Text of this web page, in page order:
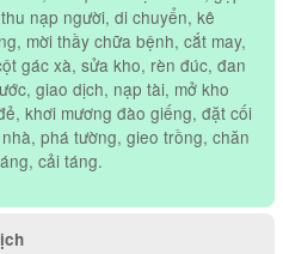
nạp người, di chuyển, kê
mời thầy chữa bệnh, cắt may,
gác xà, sửa kho, rèn đúc, đan
giao dịch, nạp tài, mở kho
khơi mương đào giếng, đặt cối
phá tường, gieo trồng, chăn
cải táng.